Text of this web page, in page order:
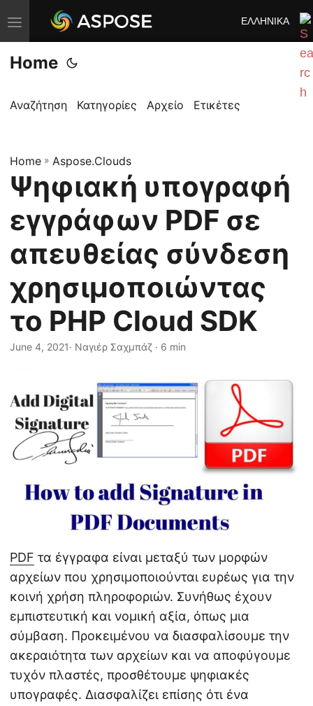
Ε
ν
α
λ
ή
π
λ
ο
γ
η
σ
η
ΕΛΛΗΝΙΚΆ
Home
Αναζήτηση Κατηγορίες Αρχείο Ετικέτες
Home » Aspose.Clouds
Ψηφιακή υπογραφή
εγγράφων PDF σε
απευθείας σύνδεση
χρησιμοποιώντας
το PHP Cloud SDK
June 4, 2021· Ναγιέρ Σαχμπάζ · 6 min
PDF τα έγγραφα είναι μεταξύ των μορφών
αρχείων που χρησιμοποιούνται ευρέως για την
κοινή χρήση πληροφοριών. Συνήθως έχουν
εμπιστευτική και νομική αξία, όπως μια
σύμβαση. Προκειμένου να διασφαλίσουμε την
ακεραιότητα των αρχείων και να αποφύγουμε
τυχόν πλαστές, προσθέτουμε ψηφιακές
υπογραφές. Διασφαλίζει επίσης ότι ένα